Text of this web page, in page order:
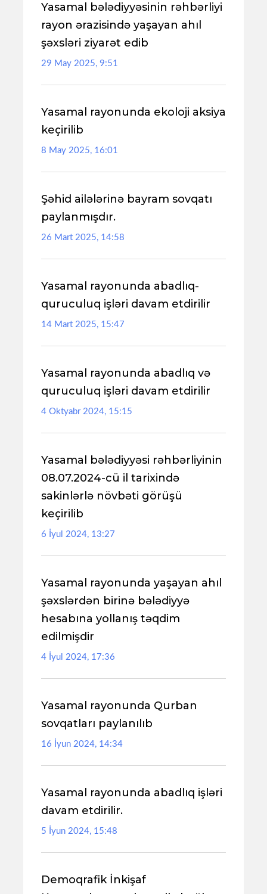
Yasamal bələdiyyəsinin rəhbərliyi
rayon ərazisində yaşayan ahıl
şəxsləri ziyarət edib
29 May 2025, 9:51
Yasamal rayonunda ekoloji aksiya
keçirilib
8 May 2025, 16:01
Şəhid ailələrinə bayram sovqatı
paylanmışdır.
26 Mart 2025, 14:58
Yasamal rayonunda abadlıq-
quruculuq işləri davam etdirilir
14 Mart 2025, 15:47
Yasamal rayonunda abadlıq və
quruculuq işləri davam etdirilir
4 Oktyabr 2024, 15:15
Yasamal bələdiyyəsi rəhbərliyinin
08.07.2024-cü il tarixində
sakinlərlə növbəti görüşü
keçirilib
6 İyul 2024, 13:27
Yasamal rayonunda yaşayan ahıl
şəxslərdən birinə bələdiyyə
hesabına yollanış təqdim
edilmişdir
4 İyul 2024, 17:36
Yasamal rayonunda Qurban
sovqatları paylanılıb
16 İyun 2024, 14:34
Yasamal rayonunda abadlıq işləri
davam etdirilir.
5 İyun 2024, 15:48
Demoqrafik İnkişaf